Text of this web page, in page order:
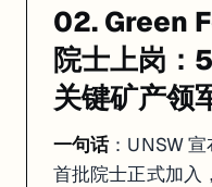
02. Green
院士上岗：
关键矿产领
一句话：UNSW
首批院士正式加入